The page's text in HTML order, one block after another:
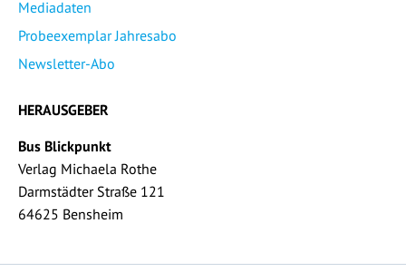
Mediadaten
Probeexemplar Jahresabo
Newsletter-Abo
HERAUSGEBER
Bus Blickpunkt
Verlag Michaela Rothe
Darmstädter Straße 121
64625 Bensheim